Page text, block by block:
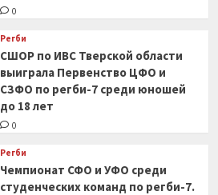
0
Регби
СШОР по ИВС Тверской области
выиграла Первенство ЦФО и
СЗФО по регби-7 среди юношей
до 18 лет
0
Регби
Чемпионат СФО и УФО среди
студенческих команд по регби-7.